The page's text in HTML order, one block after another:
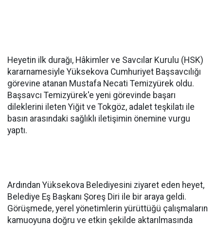
Heyetin ilk durağı, Hâkimler ve Savcılar Kurulu (HSK)
kararnamesiyle Yüksekova Cumhuriyet Başsavcılığı
görevine atanan Mustafa Necati Temizyürek oldu.
Başsavcı Temizyürek'e yeni görevinde başarı
dileklerini ileten Yiğit ve Tokgöz, adalet teşkilatı ile
basın arasındaki sağlıklı iletişimin önemine vurgu
yaptı.
Ardından Yüksekova Belediyesini ziyaret eden heyet,
Belediye Eş Başkanı Şoreş Diri ile bir araya geldi.
Görüşmede, yerel yönetimlerin yürüttüğü çalışmaların
kamuoyuna doğru ve etkin şekilde aktarılmasında